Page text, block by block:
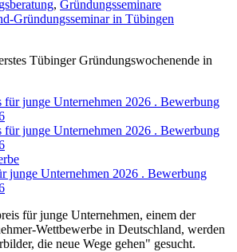
, Gründungsseminare
Gründungsseminar in Tübingen
Tübinger Gründungswochenende in
junge Unternehmen 2026 . Bewerbung
für junge Unternehmen, einem der
Wettbewerbe in Deutschland, werden
die neue Wege gehen" gesucht.